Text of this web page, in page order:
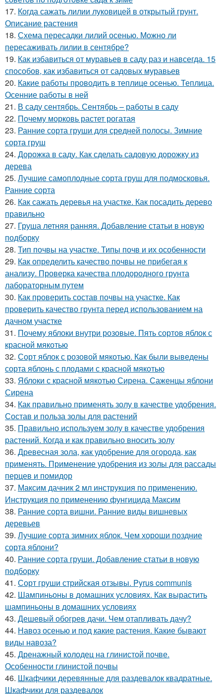
17. Когда сажать лилии луковицей в открытый грунт.
Описание растения
18. Схема пересадки лилий осенью. Можно ли
пересаживать лилии в сентябре?
19. Как избавиться от муравьев в саду раз и навсегда. 15
способов, как избавиться от садовых муравьев
20. Какие работы проводить в теплице осенью. Теплица.
Осенние работы в ней
21. В саду сентябрь. Сентябрь – работы в саду
22. Почему морковь растет рогатая
23. Ранние сорта груши для средней полосы. Зимние
сорта груш
24. Дорожка в саду. Как сделать садовую дорожку из
дерева
25. Лучшие самоплодные сорта груш для подмосковья.
Ранние сорта
26. Как сажать деревья на участке. Как посадить дерево
правильно
27. Груша летняя ранняя. Добавление статьи в новую
подборку
28. Тип почвы на участке. Типы почв и их особенности
29. Как определить качество почвы не прибегая к
анализу. Проверка качества плодородного грунта
лабораторным путем
30. Как проверить состав почвы на участке. Как
проверить качество грунта перед использованием на
дачном участке
31. Почему яблоки внутри розовые. Пять сортов яблок с
красной мякотью
32. Сорт яблок с розовой мякотью. Как были выведены
сорта яблонь с плодами с красной мякотью
33. Яблоки с красной мякотью Сирена. Саженцы яблони
Сирена
34. Как правильно применять золу в качестве удобрения.
Состав и польза золы для растений
35. Правильно используем золу в качестве удобрения
растений. Когда и как правильно вносить золу
36. Древесная зола, как удобрение для огорода, как
применять. Применение удобрения из золы для рассады
перцев и помидор
37. Максим дачник 2 мл инструкция по применению.
Инструкция по применению фунгицида Максим
38. Ранние сорта вишни. Ранние виды вишневых
деревьев
39. Лучшие сорта зимних яблок. Чем хороши поздние
сорта яблони?
40. Ранние сорта груши. Добавление статьи в новую
подборку
41. Сорт груши стрийская отзывы. Pyrus communis
42. Шампиньоны в домашних условиях. Как вырастить
шампиньоны в домашних условиях
43. Дешевый обогрев дачи. Чем отапливать дачу?
44. Навоз осенью и под какие растения. Какие бывают
виды навоза?
45. Дренажный колодец на глинистой почве.
Особенности глинистой почвы
46. Шкафчики деревянные для раздевалок квадратные.
Шкафчики для раздевалок